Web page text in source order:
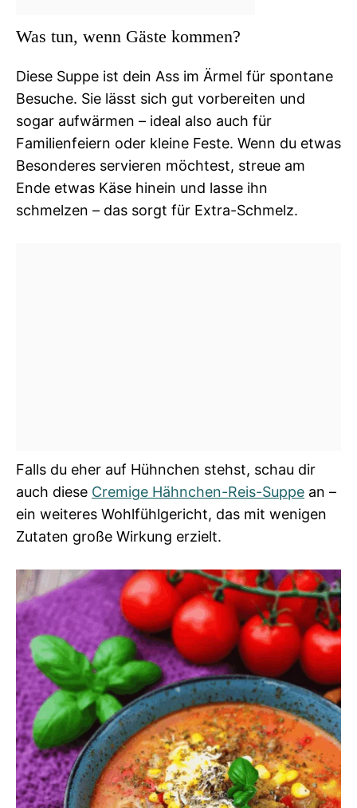
Was tun, wenn Gäste kommen?
Diese Suppe ist dein Ass im Ärmel für spontane
Besuche. Sie lässt sich gut vorbereiten und
sogar aufwärmen – ideal also auch für
Familienfeiern oder kleine Feste. Wenn du etwas
Besonderes servieren möchtest, streue am
Ende etwas Käse hinein und lasse ihn
schmelzen – das sorgt für Extra-Schmelz.
Falls du eher auf Hühnchen stehst, schau dir
auch diese Cremige Hähnchen-Reis-Suppe an –
ein weiteres Wohlfühlgericht, das mit wenigen
Zutaten große Wirkung erzielt.